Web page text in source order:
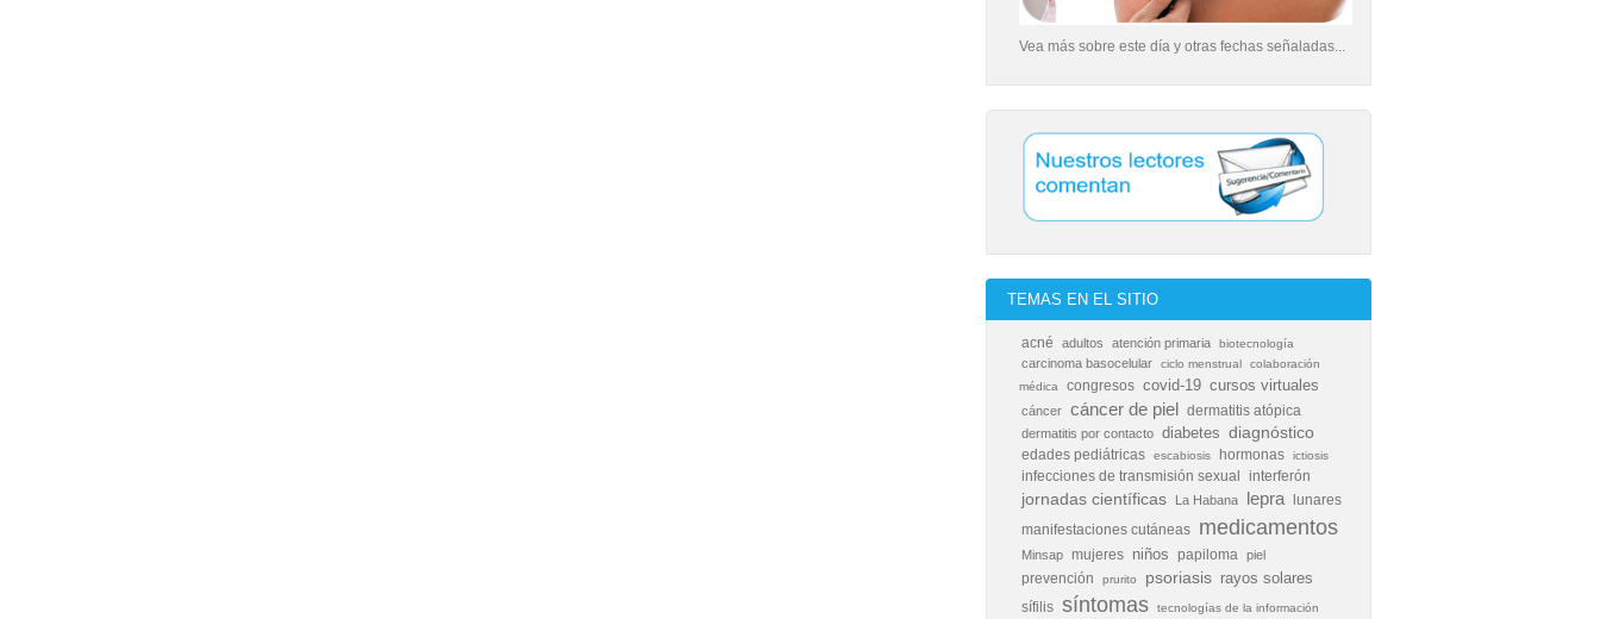
Vea más sobre este día y otras fechas señaladas...
TEMAS EN EL SITIO
acné adultos atención primaria biotecnología
carcinoma basocelular ciclo menstrual
colaboración
médica
congresos covid-19 cursos virtuales
cáncer cáncer de piel dermatitis atópica
dermatitis por contacto diabetes diagnóstico
edades pediátricas escabiosis hormonas ictiosis
infecciones de transmisión sexual interferón
jornadas científicas La Habana lepra
lunares
manifestaciones cutáneas
medicamentos
Minsap mujeres niños papiloma piel
prevención prurito psoriasis rayos solares
sífilis síntomas tecnologías de la información